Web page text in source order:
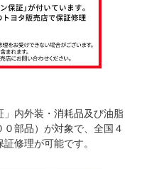
内外装・消耗品及び油脂
部品）が対象で、全国４
修理が可能です。